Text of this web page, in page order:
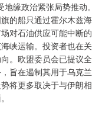
缘政治紧张局势推动。
的船只通过霍尔木兹海
对石油供应可能中断的
峡运输。投资者也在关
。欧盟委员会已提议全
旨在遏制其用于乌克兰
将更多取决于与伊朗相